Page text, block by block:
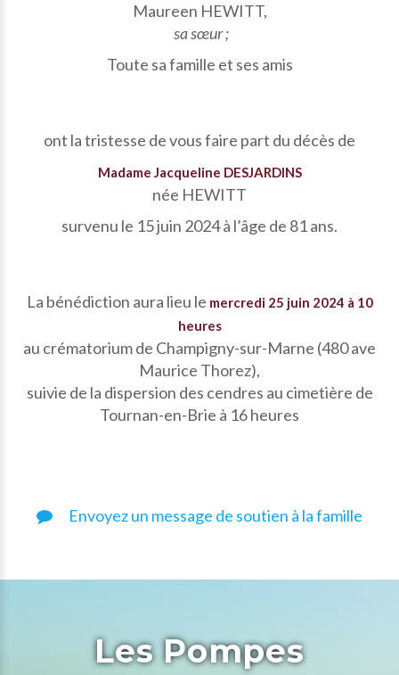
Maureen HEWITT,
sa sœur ;
Toute sa famille et ses amis
ont la tristesse de vous faire part du décès de
Madame Jacqueline DESJARDINS
née HEWITT
survenu le 15 juin 2024 à l’âge de 81 ans.
La bénédiction aura lieu le mercredi 25 juin 2024 à 10
heures
au crématorium de Champigny-sur-Marne (480 ave
Maurice Thorez),
suivie de la dispersion des cendres au cimetière de
Tournan-en-Brie à 16 heures
Envoyez un message de soutien à la famille
Les Pompes